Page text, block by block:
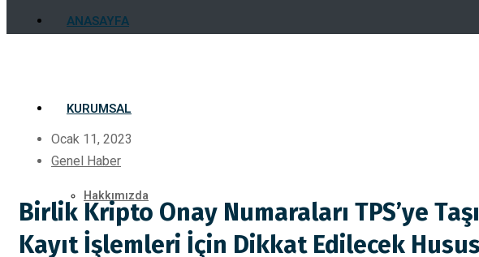
ANASAYFA
KURUMSAL
Hakkımızda
Ocak 11, 2023
Genel Haber
Birlik Kripto Onay Numaraları TPS’ye
Kayıt İşlemleri İçin Dikkat Edilecek